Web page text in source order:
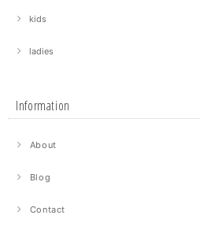
kids
ladies
Information
About
Blog
Contact